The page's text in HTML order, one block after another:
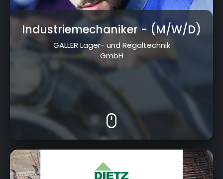
Industriemechaniker- (M/W/D)
GALLER Lager- und Regaltechnik
GmbH
Jahnstraße 19, 96260 Weismain